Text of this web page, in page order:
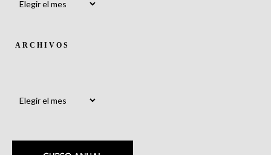
ARCHIVOS